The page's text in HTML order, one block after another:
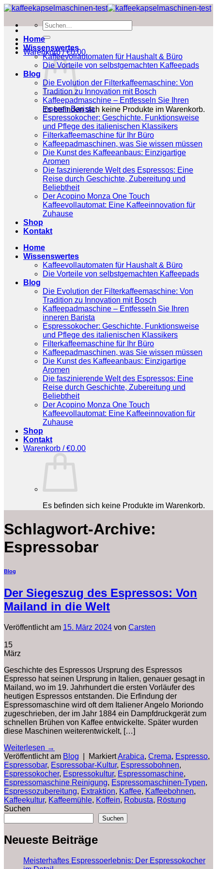
Zum
springen
Suchen
nach:
Warenkorb /€0.00
Es befinden sich keine Produkte im Warenkorb.
Home
Wissenswertes
Kaffeevollautomaten für Haushalt & Büro
Die Vorteile von selbstgemachten Kaffeepads
Blog
Die Evolution der Filterkaffeemaschine: Von
Tradition zu Innovation mit Bosch
Kaffeepadmaschine – Entfesseln Sie Ihren
inneren Barista
Espressokocher: Geschichte, Funktionsweise
und Pflege des italienischen Klassikers
Filterkaffeemaschine für Ihr Büro
Kaffeepadmaschinen, was Sie wissen müssen
Die Kunst des Kaffeeanbaus: Einzigartige
Aromen
Die faszinierende Welt des Espressos: Eine
Reise durch Geschichte, Zubereitung und
Beliebtheit
Der Acopino Monza One Touch
Kaffeevollautomat: Eine Kaffeeinnovation für
Zuhause
Shop
Kontakt
Home
Wissenswertes
Kaffeevollautomaten für Haushalt & Büro
Die Vorteile von selbstgemachten Kaffeepads
Blog
Die Evolution der Filterkaffeemaschine: Von
Tradition zu Innovation mit Bosch
Kaffeepadmaschine – Entfesseln Sie Ihren
inneren Barista
Espressokocher: Geschichte, Funktionsweise
und Pflege des italienischen Klassikers
Filterkaffeemaschine für Ihr Büro
Kaffeepadmaschinen, was Sie wissen müssen
Die Kunst des Kaffeeanbaus: Einzigartige
Aromen
Die faszinierende Welt des Espressos: Eine
Reise durch Geschichte, Zubereitung und
Beliebtheit
Der Acopino Monza One Touch
Kaffeevollautomat: Eine Kaffeeinnovation für
Zuhause
Shop
Kontakt
Warenkorb /€0.00
Es befinden sich keine Produkte im Warenkorb.
Schlagwort-Archive:
Espressobar
Blog
Der Siegeszug des Espressos: Von
Mailand in die Welt
Veröffentlicht am 15. März 2024 von Carsten
15
März
Geschichte des Espressos Ursprung des Espressos
Espresso hat seinen Ursprung in Italien, genauer gesagt in
Mailand, wo im 19. Jahrhundert die ersten Vorläufer des
heutigen Espressos entstanden. Die Erfindung der
Espressomaschine wird oft dem Italiener Angelo Moriondo
zugeschrieben, der im Jahr 1884 ein Dampfdruckgerät zum
schnellen Brühen von Kaffee entwickelte. Später wurden
diese Maschinen weiterentwickelt, […]
Weiterlesen →
Veröffentlicht am Blog MarkiertArabica, Crema, Espresso,
Espressobar, Espressobar-Kultur, Espressobohnen,
Espressokocher, Espressokultur, Espressomaschine,
Espressomaschine Reinigung, Espressomaschinen-Typen,
Espressozubereitung, Extraktion, Kaffee, Kaffeebohnen,
Kaffeekultur, Kaffeemühle, Koffein, Robusta, Röstung
Suchen
Suchen
Neueste Beiträge
Meisterhaftes Espressoerlebnis: Der Espressokocher